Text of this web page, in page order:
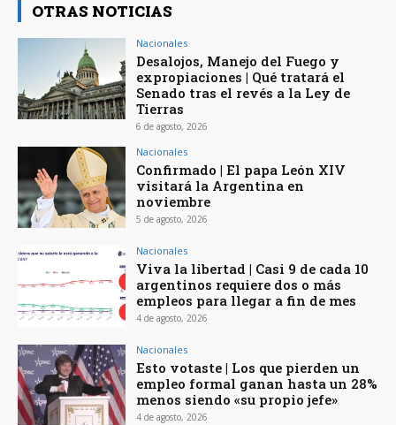
OTRAS NOTICIAS
Nacionales
Desalojos, Manejo del Fuego y
expropiaciones | Qué tratará el
Senado tras el revés a la Ley de
Tierras
6 de agosto, 2026
Nacionales
Confirmado | El papa León XIV
visitará la Argentina en
noviembre
5 de agosto, 2026
Nacionales
Viva la libertad | Casi 9 de cada 10
argentinos requiere dos o más
empleos para llegar a fin de mes
4 de agosto, 2026
Nacionales
Esto votaste | Los que pierden un
empleo formal ganan hasta un 28%
menos siendo «su propio jefe»
4 de agosto, 2026